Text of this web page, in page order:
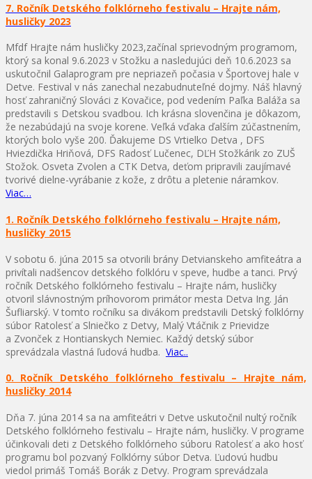
7. Ročník Detského folklórneho festivalu – Hrajte nám,
husličky 2023
Mfdf Hrajte nám husličky 2023,začínal sprievodným programom,
ktorý sa konal 9.6.2023 v Stožku a nasledujúci deň 10.6.2023 sa
uskutočnil Galaprogram pre nepriazeň počasia v Športovej hale v
Detve. Festival v nás zanechal nezabudnuteľné dojmy. Náš hlavný
hosť zahraničný Slováci z Kovačice, pod vedením Paľka Baláža sa
predstavili s Detskou svadbou. Ich krásna slovenčina je dôkazom,
že nezabúdajú na svoje korene. Veľká vďaka ďalším zúčastnením,
ktorých bolo vyše 200. Ďakujeme DS Vrtielko Detva , DFS
Hviezdička Hriňová, DFS Radosť Lučenec, DĽH Stožkárik zo ZUŠ
Stožok. Osveta Zvolen a CTK Detva, deťom pripravili zaujímavé
tvorivé dielne-vyrábanie z kože, z drôtu a pletenie náramkov.
Viac…
1. Ročník Detského folklórneho festivalu – Hrajte nám,
husličky 2015
V sobotu 6. júna 2015 sa otvorili brány Detvianskeho amfiteátra a
privítali nadšencov detského folklóru v speve, hudbe a tanci. Prvý
ročník Detského folklórneho festivalu – Hrajte nám, husličky
otvoril slávnostným príhovorom primátor mesta Detva Ing. Ján
Šufliarský. V tomto ročníku sa divákom predstavili Detský folklórny
súbor Ratolesť a Slniečko z Detvy, Malý Vtáčnik z Prievidze
a Zvonček z Hontianskych Nemiec. Každý detský súbor
sprevádzala vlastná ľudová hudba. Viac..
0. Ročník Detského folklórneho festivalu – Hrajte nám,
husličky 2014
Dňa 7. júna 2014 sa na amfiteátri v Detve uskutočnil nultý ročník
Detského folklórneho festivalu – Hrajte nám, husličky. V programe
účinkovali deti z Detského folklórneho súboru Ratolesť a ako hosť
programu bol pozvaný Folklórny súbor Detva. Ľudovú hudbu
viedol primáš Tomáš Borák z Detvy. Program sprevádzala